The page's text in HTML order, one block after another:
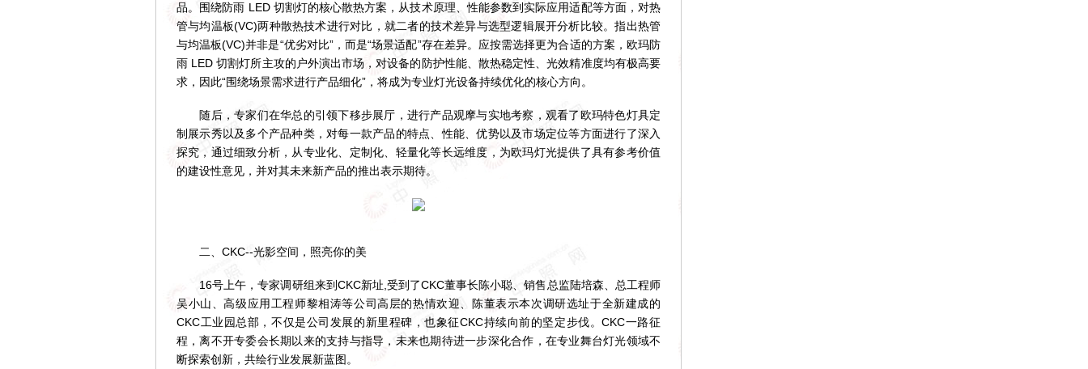
品。围绕防雨 LED 切割灯的核心散热方案，从技术原理、性能参数到实际应用适配等方面，对热
管与均温板(VC)两种散热技术进行对比，就二者的技术差异与选型逻辑展开分析比较。指出热管
与均温板(VC)并非是“优劣对比”，而是“场景适配”存在差异。应按需选择更为合适的方案，欧玛防
雨 LED 切割灯所主攻的户外演出市场，对设备的防护性能、散热稳定性、光效精准度均有极高要
求，因此“围绕场景需求进行产品细化”，将成为专业灯光设备持续优化的核心方向。
随后，专家们在华总的引领下移步展厅，进行产品观摩与实地考察，观看了欧玛特色灯具定
制展示秀以及多个产品种类，对每一款产品的特点、性能、优势以及市场定位等方面进行了深入
探究，通过细致分析，从专业化、定制化、轻量化等长远维度，为欧玛灯光提供了具有参考价值
的建设性意见，并对其未来新产品的推出表示期待。
二、CKC--光影空间，照亮你的美
16号上午，专家调研组来到CKC新址,受到了CKC董事长陈小聪、销售总监陆培森、总工程师
吴小山、高级应用工程师黎相涛等公司高层的热情欢迎、陈董表示本次调研选址于全新建成的
CKC工业园总部，不仅是公司发展的新里程碑，也象征CKC持续向前的坚定步伐。CKC一路征
程，离不开专委会长期以来的支持与指导，未来也期待进一步深化合作，在专业舞台灯光领域不
断探索创新，共绘行业发展新蓝图。